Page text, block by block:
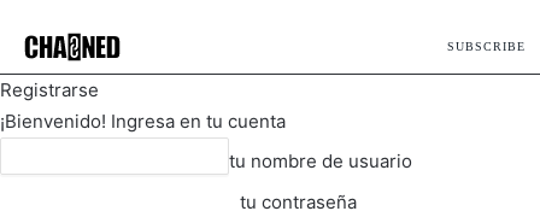
SUBSCRIBE
Registrarse
¡Bienvenido! Ingresa en tu cuenta
tu nombre de usuario
tu contraseña